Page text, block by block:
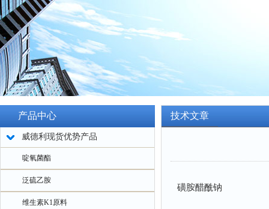
产品中心
威德利现货优势产品
啶氧菌酯
泛硫乙胺
维生素K1原料
技术文章
磺胺醋酰钠